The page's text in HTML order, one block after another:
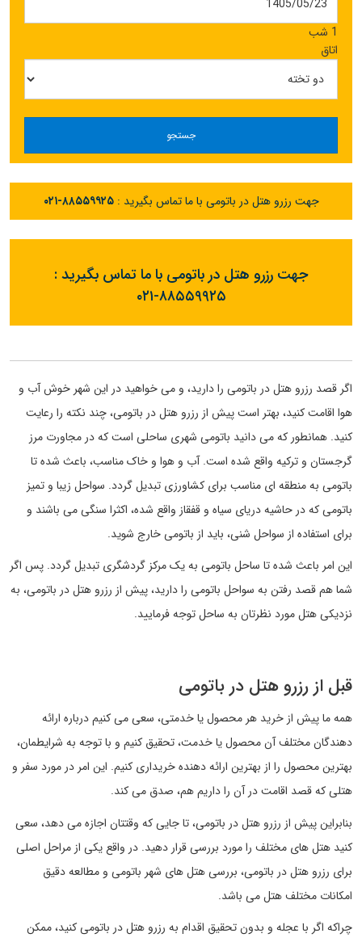
1 شب
اتاق
جستجو
جهت رزرو هتل در باتومی با ما تماس بگیرید :۰۲۱-۸۸۵۵۹۹۲۵
جهت رزرو هتل در باتومی با ما تماس بگیرید :
۰۲۱-۸۸۵۵۹۹۲۵
اگر قصد رزرو هتل در باتومی را دارید، و می خواهید در این شهر خوش آب و
هوا اقامت کنید، بهتر است پیش از رزرو هتل در باتومی، چند نکته را رعایت
کنید. همانطور که می دانید باتومی شهری ساحلی است که در مجاورت مرز
گرجستان و ترکیه واقع شده است. آب و هوا و خاک مناسب، باعث شده تا
باتومی به منطقه ای مناسب برای کشاورزی تبدیل گردد. سواحل زیبا و تمیز
باتومی که در حاشیه دریای سیاه و قفقاز واقع شده، اکثرا سنگی می باشند و
برای استفاده از سواحل شنی، باید از باتومی خارج شوید.
این امر باعث شده تا ساحل باتومی به یک مرکز گردشگری تبدیل گردد. پس اگر
شما هم قصد رفتن به سواحل باتومی را دارید، پیش از رزرو هتل در باتومی، به
نزدیکی هتل مورد نظرتان به ساحل توجه فرمایید.
قبل از رزرو هتل در باتومی
همه ما پیش از خرید هر محصول یا خدمتی، سعی می کنیم درباره ارائه
دهندگان مختلف آن محصول یا خدمت، تحقیق کنیم و با توجه به شرایطمان،
بهترین محصول را از بهترین ارائه دهنده خریداری کنیم. این امر در مورد سفر و
هتلی که قصد اقامت در آن را داریم هم، صدق می کند.
بنابراین پیش از رزرو هتل در باتومی، تا جایی که وقتتان اجازه می دهد، سعی
کنید هتل های مختلف را مورد بررسی قرار دهید. در واقع یکی از مراحل اصلی
برای رزرو هتل در باتومی، بررسی هتل های شهر باتومی و مطالعه دقیق
امکانات مختلف هتل می باشد.
چراکه اگر با عجله و بدون تحقیق اقدام به رزرو هتل در باتومی کنید، ممکن